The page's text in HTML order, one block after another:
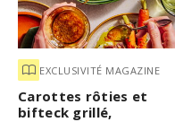
EXCLUSIVITÉ MAGAZINE
Carottes rôties et
bifteck grillé,